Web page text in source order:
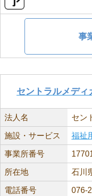
事
セントラルメディ
法人名 セン
施設・サービス 福祉
事業所番号
所在地 石川
電話番号 076-